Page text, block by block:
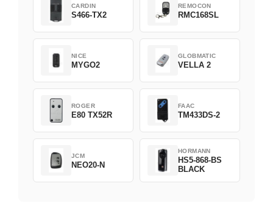
CARDIN
S466-TX2
REMOCON
RMC168SL
NICE
MYGO2
GLOBMATIC
VELLA 2
ROGER
E80 TX52R
FAAC
TM433DS-2
JCM
NEO20-N
HORMANN
HS5-868-BS
BLACK